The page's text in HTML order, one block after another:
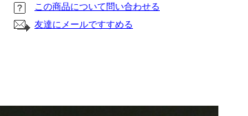
この商品について問い合わせる
友達にメールですすめる